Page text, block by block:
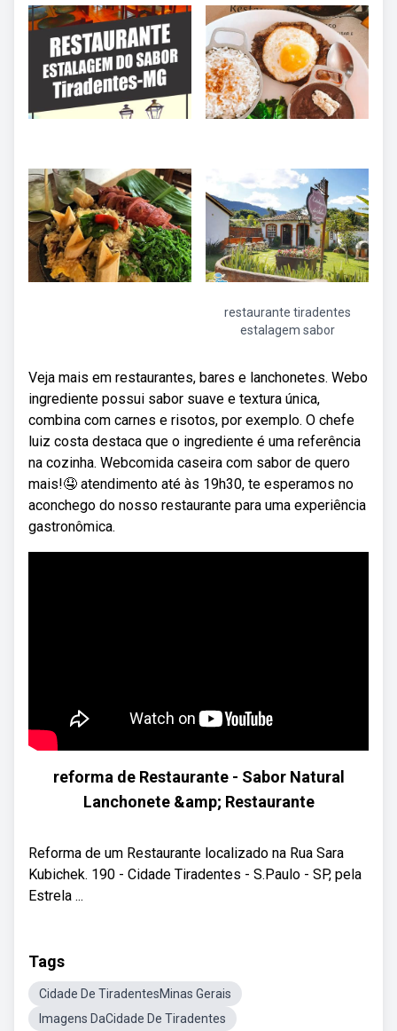
restaurante tiradentes
estalagem sabor
Veja mais em restaurantes, bares e lanchonetes. Webo
ingrediente possui sabor suave e textura única,
combina com carnes e risotos, por exemplo. O chefe
luiz costa destaca que o ingrediente é uma referência
na cozinha. Webcomida caseira com sabor de quero
mais!🤤 atendimento até às 19h30, te esperamos no
aconchego do nosso restaurante para uma experiência
gastronômica.
reforma de Restaurante - Sabor Natural
Lanchonete &amp; Restaurante
Reforma de um Restaurante localizado na Rua Sara
Kubichek. 190 - Cidade Tiradentes - S.Paulo - SP, pela
Estrela ...
Tags
Cidade De TiradentesMinas Gerais
Imagens DaCidade De Tiradentes